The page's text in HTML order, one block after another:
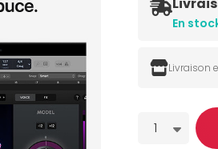
En
Livraison
Quantité
1